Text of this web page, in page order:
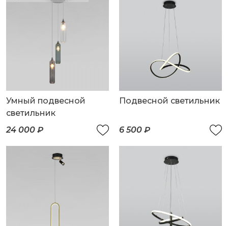
Умный подвесной
светильник
24 000 ₽
Подвесной светильник
6 500 ₽